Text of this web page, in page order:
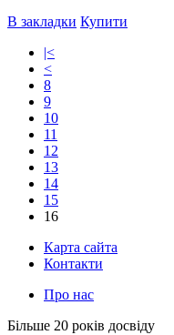
В закладки Купити
|<
<
8
9
10
11
12
13
14
15
16
Карта сайта
Контакти
Про нас
Більше 20 років досвіду